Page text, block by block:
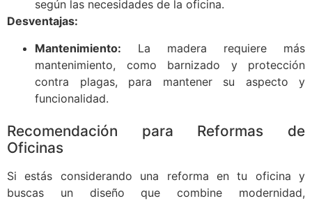
según las necesidades de la oficina.
Desventajas:
Mantenimiento: La madera requiere más
mantenimiento, como barnizado y protección
contra plagas, para mantener su aspecto y
funcionalidad.
Recomendación para Reformas de
Oficinas
Si estás considerando una reforma en tu oficina y
buscas un diseño que combine modernidad,